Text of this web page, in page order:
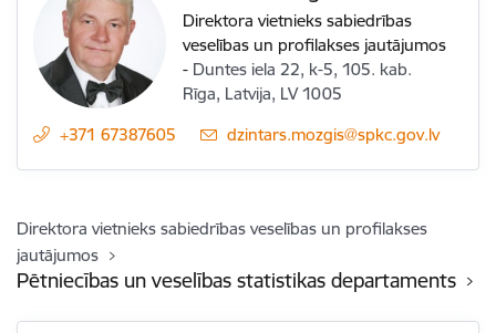
Direktora vietnieks sabiedrības
veselības un profilakses jautājumos
- Duntes iela 22, k-5, 105. kab.
Rīga, Latvija, LV 1005
+371 67387605
E-pasts:
dzintars.mozgis@spkc.gov.lv
Direktora vietnieks sabiedrības veselības un profilakses
jautājumos
Pētniecības un veselības statistikas departaments